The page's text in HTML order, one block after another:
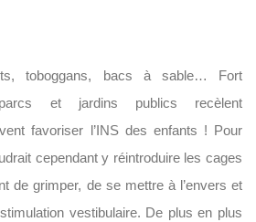
toboggans, bacs à sable… Fort
et jardins publics recèlent
favoriser l’INS des enfants ! Pour
cependant y réintroduire les cages
de grimper, de se mettre à l’envers et
vestibulaire. De plus en plus